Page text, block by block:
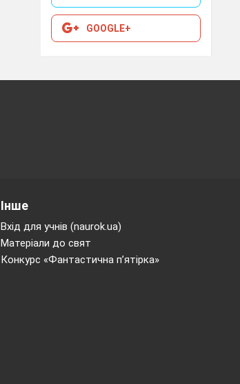
GOOGLE+
Інше
Вхід для учнів (naurok.ua)
Матеріали до свят
Конкурс «Фантастична п’ятірка»